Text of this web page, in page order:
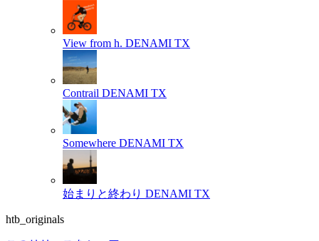
View from h. DENAMI TX
Contrail DENAMI TX
Somewhere DENAMI TX
始まりと終わり DENAMI TX
htb_originals